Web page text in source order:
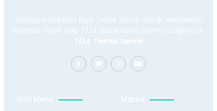
Profesyonel Beyaz Eşya Teknik Servisi olarak, arızalarınızı
yerinizde tespit edip 7/24 teknik servis hizmeti sağlıyoruz.
7/24 Teknik Servis
Hızlı Menü Marka